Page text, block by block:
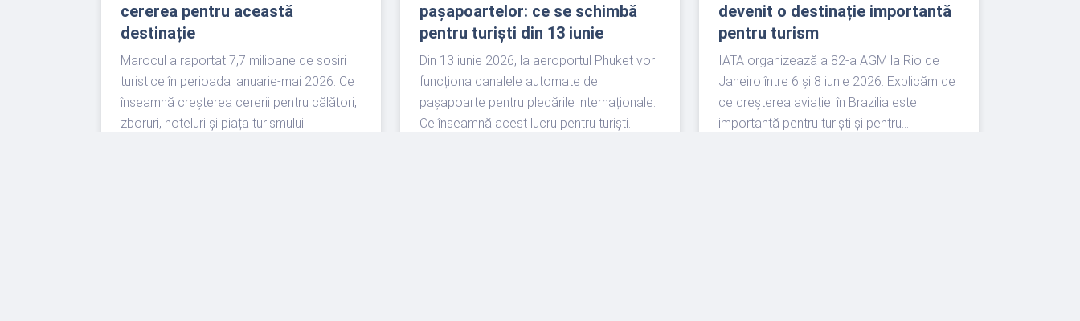
cererea pentru această
destinație
Marocul a raportat 7,7 milioane de sosiri
turistice în perioada ianuarie-mai 2026. Ce
înseamnă creșterea cererii pentru călători,
zboruri, hoteluri și piața turismului.
pașapoartelor: ce se schimbă
pentru turiști din 13 iunie
Din 13 iunie 2026, la aeroportul Phuket vor
funcționa canalele automate de
pașapoarte pentru plecările internaționale.
Ce înseamnă acest lucru pentru turiști.
devenit o destinație importantă
pentru turism
IATA organizează a 82-a AGM la Rio de
Janeiro între 6 și 8 iunie 2026. Explicăm de
ce creșterea aviației în Brazilia este
importantă pentru turiști și pentru...